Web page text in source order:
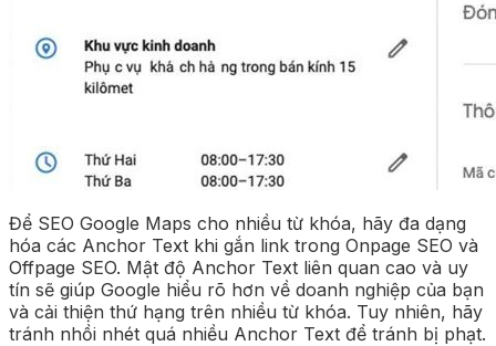
Để SEO Google Maps cho nhiều từ khóa, hãy đa dạng
hóa các Anchor Text khi gắn link trong Onpage SEO và
Offpage SEO. Mật độ Anchor Text liên quan cao và uy
tín sẽ giúp Google hiểu rõ hơn về doanh nghiệp của bạn
và cải thiện thứ hạng trên nhiều từ khóa. Tuy nhiên, hãy
tránh nhồi nhét quá nhiều Anchor Text để tránh bị phạt.